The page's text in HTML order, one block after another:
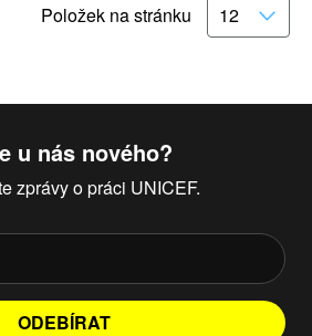
Položek na stránku
u nás nového?
zprávy o práci UNICEF.
ODEBÍRAT